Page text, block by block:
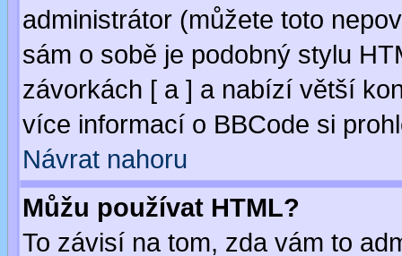
administrátor (můžete toto
sám o sobě je podobný stylu
závorkách [ a ] a nabízí větší
více informací o BBCode si
Návrat nahoru
Můžu používat HTML?
To závisí na tom, zda vám to